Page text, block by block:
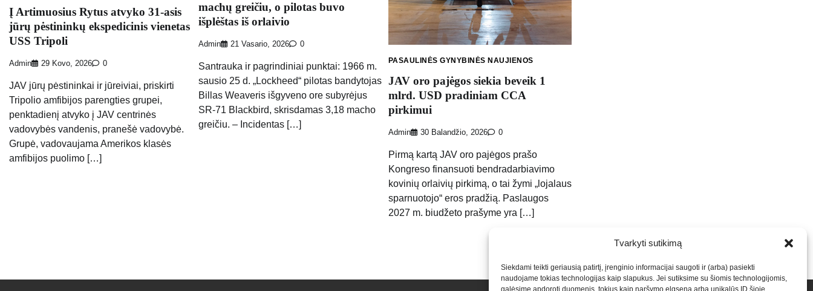
Tvarkyti sutikimą
Siekdami teikti geriausią patirtį, įrenginio informacijai saugoti ir (arba) pasiekti
naudojame tokias technologijas kaip slapukus. Jei sutiksime su šiomis technologijomis,
galėsime apdoroti duomenis, tokius kaip naršymo elgsena arba unikalūs ID šioje
Į Artimuosius Rytus atvyko 31-asis
jūrų pėstininkų ekspedicinis vienetas
USS Tripoli
Admin 29 Kovo, 2026 0
JAV jūrų pėstininkai ir jūreiviai, priskirti
Tripolio amfibijos parengties grupei,
penktadienį atvyko į JAV centrinės
vadovybės vandenis, pranešė vadovybė.
Grupė, vadovaujama Amerikos klasės
amfibijos puolimo […]
machų greičiu, o pilotas buvo
išplėštas iš orlaivio
Admin 21 Vasario, 2026 0
Santrauka ir pagrindiniai punktai: 1966 m.
sausio 25 d. „Lockheed“ pilotas bandytojas
Billas Weaveris išgyveno ore subyrėjus
SR-71 Blackbird, skrisdamas 3,18 macho
greičiu. – Incidentas […]
PASAULINĖS GYNYBINĖS NAUJIENOS
JAV oro pajėgos siekia beveik 1
mlrd. USD pradiniam CCA
pirkimui
Admin 30 Balandžio, 2026 0
Pirmą kartą JAV oro pajėgos prašo
Kongreso finansuoti bendradarbiavimo
kovinių orlaivių pirkimą, o tai žymi „lojalaus
sparnuotojo“ eros pradžią. Paslaugos
2027 m. biudžeto prašyme yra […]